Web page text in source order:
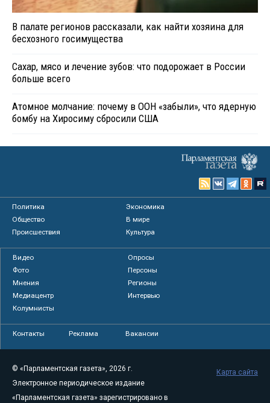
В палате регионов рассказали, как найти хозяина для
бесхозного госимущества
Сахар, мясо и лечение зубов: что подорожает в России
больше всего
Атомное молчание: почему в ООН «забыли», что ядерную
бомбу на Хиросиму сбросили США
Политика
Экономика
Общество
В мире
Происшествия
Культура
Видео
Опросы
Фото
Персоны
Мнения
Регионы
Медиацентр
Интервью
Колумнисты
Контакты Реклама Вакансии
© «Парламентская газета», 2026 г.
Электронное периодическое издание
«Парламентская газета» зарегистрировано в
Карта сайта